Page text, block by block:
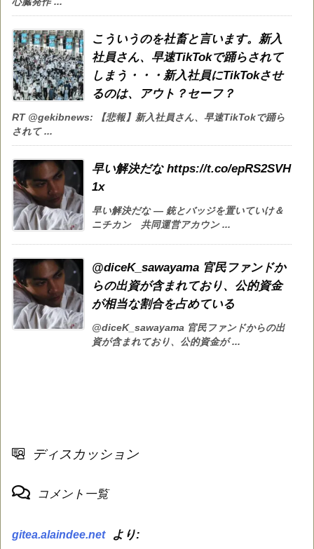
こういうのを社畜と言います。新入
社員さん、早速TikTokで踊らされて
しまう・・・新入社員にTikTokさせ
るのは、アウト？セーフ？
RT @gekibnews: 【悲報】新入社員さん、早速TikTokで踊ら
されて ...
早い解決だな https://t.co/epRS2SVH
1x
早い解決だな — 銃とバッジを置いていけ＆
ニチカン 共同運営アカウン ...
@diceK_sawayama 官民ファンドか
らの出資が含まれており、公的資金
が相当な割合を占めている
@diceK_sawayama 官民ファンドからの出
資が含まれており、公的資金が ...
ディスカッション
コメント一覧
gitea.alaindee.net より: